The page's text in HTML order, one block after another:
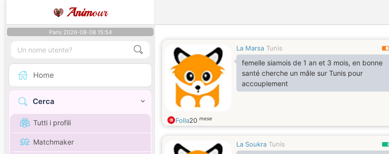
Animour
Paris 2026-08-08 15:54
Home
Cerca
Tutti i profili
Matchmaker
La Marsa Tunis
femelle siamois de 1 an et 3 mois, en bonne
santé cherche un mâle sur Tunis pour
accouplement
Folla20 mese
La Soukra Tunis